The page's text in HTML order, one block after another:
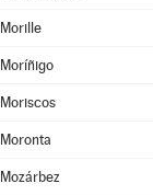
Morille
Moríñigo
Moriscos
Moronta
Mozárbez